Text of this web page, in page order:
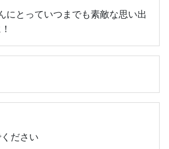
にとっていつまでも素敵な思い出
ださい